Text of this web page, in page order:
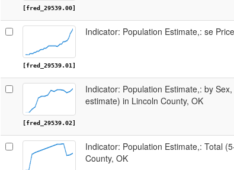
[fred_29539.00]
[fred_29539.01]
Indicator: Population Estimate,: se
[fred_29539.02]
Indicator: Population Estimate,: by
estimate) in Lincoln County, OK
Indicator: Population Estimate,: Total
County, OK